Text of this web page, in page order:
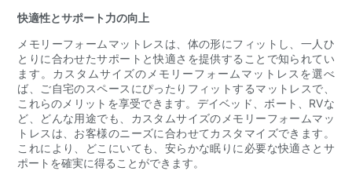
快適性とサポート力の向上
メモリーフォームマットレスは、体の形にフィットし、一人ひ
とりに合わせたサポートと快適さを提供することで知られてい
ます。カスタムサイズのメモリーフォームマットレスを選べ
ば、ご自宅のスペースにぴったりフィットするマットレスで、
これらのメリットを享受できます。デイベッド、ボート、RVな
ど、どんな用途でも、カスタムサイズのメモリーフォームマッ
トレスは、お客様のニーズに合わせてカスタマイズできます。
これにより、どこにいても、安らかな眠りに必要な快適さとサ
ポートを確実に得ることができます。